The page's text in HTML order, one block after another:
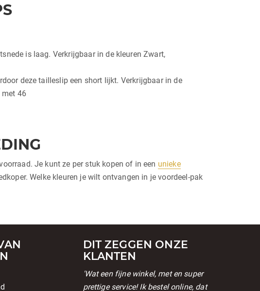
is laag. Verkrijgbaar in de kleuren Zwart,
deze tailleslip een short lijkt. Verkrijgbaar in de
met 46
Je kunt ze per stuk kopen of in een unieke
Welke kleuren je wilt ontvangen in je voordeel-pak
DIT ZEGGEN ONZE
KLANTEN
'Wat een fijne winkel, met en super
prettige service! Ik bestel online, dat